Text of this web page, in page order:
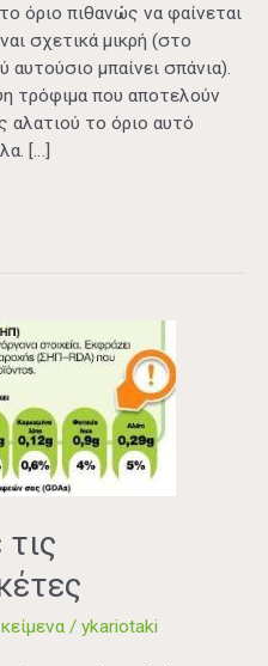
όριο πιθανώς να φαίνεται
σχετικά μικρή (στο
αυτούσιο μπαίνει σπάνια).
τρόφιμα που αποτελούν
αλατιού το όριο αυτό
[…]
κείμενα / ykariotaki